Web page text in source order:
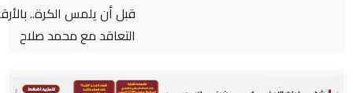
قبل أن يلمس الكرة.. بالأرقام طرابزون يحصد ثمار